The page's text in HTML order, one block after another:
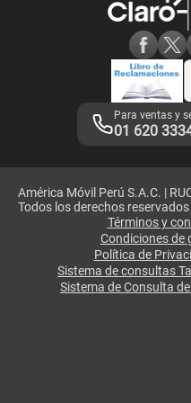
Adquirientes iPhone 6, 6S y SE
Mensaje de Seguridad
Términos y Condiciones de
Libro de Reclamaciones
Legales de marketplace
Para ventas y
01 620
América Móvil Perú S.A.C. |
Todos los derechos
Términos y
Condiciones de
Política de
Sistema de consultas
Sistema de Consulta